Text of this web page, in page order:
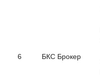
6 БКС Брокер